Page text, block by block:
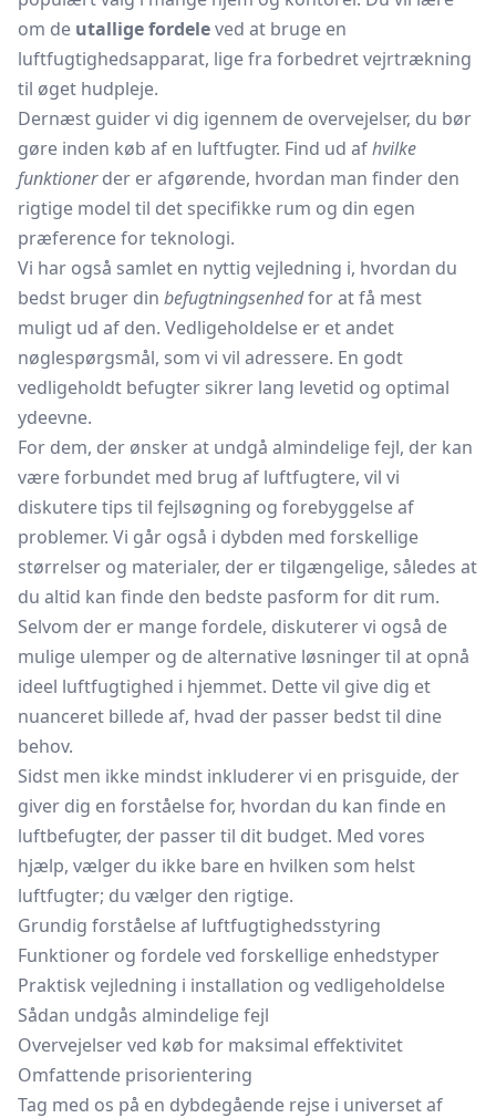
om de utallige fordeleved at bruge en
luftfugtighedsapparat, lige fra forbedret vejrtrækning
til øget hudpleje.
Dernæst guider vi dig igennem de overvejelser, du bør
gøre inden køb af en luftfugter. Find ud afhvilke
funktionerder er afgørende, hvordan man finder den
rigtige model til det specifikke rum og din egen
præference for teknologi.
Vi har også samlet en nyttig vejledning i, hvordan du
bedst bruger din befugtningsenhedfor at få mest
muligt ud af den. Vedligeholdelse er et andet
nøglespørgsmål, som vi vil adressere. En godt
vedligeholdt befugter sikrer lang levetid og optimal
ydeevne.
For dem, der ønsker at undgå almindelige fejl, der kan
være forbundet med brug af luftfugtere, vil vi
diskutere tips til fejlsøgning og forebyggelse af
problemer. Vi går også i dybden med forskellige
størrelser og materialer, der er tilgængelige, således at
du altid kan finde den bedste pasform for dit rum.
Selvom der er mange fordele, diskuterer vi også de
mulige ulemper og de alternative løsninger til at opnå
ideel luftfugtighed i hjemmet. Dette vil give dig et
nuanceret billede af, hvad der passer bedst til dine
behov.
Sidst men ikke mindst inkluderer vi en prisguide, der
giver dig en forståelse for, hvordan du kan finde en
luftbefugter, der passer til dit budget. Med vores
hjælp, vælger du ikke bare en hvilken som helst
luftfugter; du vælger den rigtige.
Grundig forståelse af luftfugtighedsstyring
Funktioner og fordele ved forskellige enhedstyper
Praktisk vejledning i installation og vedligeholdelse
Sådan undgås almindelige fejl
Overvejelser ved køb for maksimal effektivitet
Omfattende prisorientering
Tag med os på en dybdegående rejse i universet af